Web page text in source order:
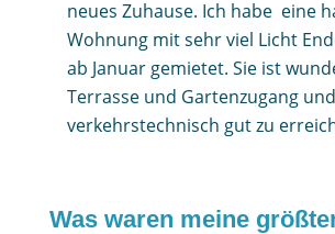
neues Zuhause. Ich habe eine
Wohnung mit sehr viel Licht
ab Januar gemietet. Sie ist
Terrasse und Gartenzugang
verkehrstechnisch gut zu
Was waren meine